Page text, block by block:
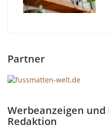
Partner
Werbeanzeigen
Redaktion